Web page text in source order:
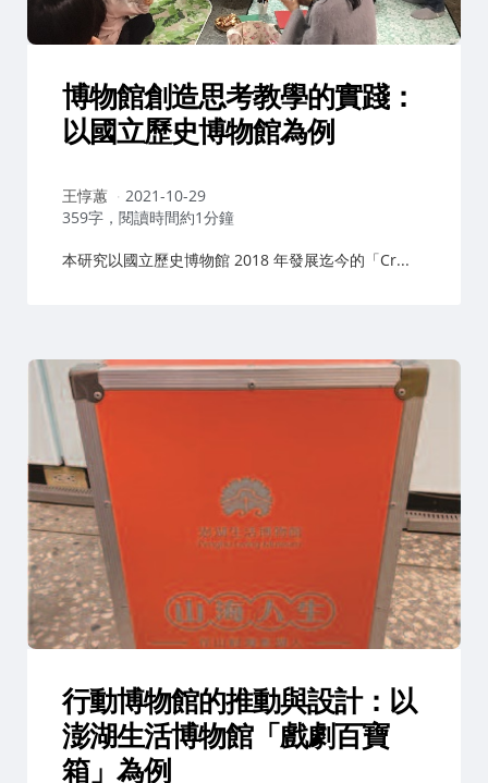
博物館創造思考教學的實踐：
以國立歷史博物館為例
作
者：
王惇蕙
2021-10-29
359字，閱讀時間約1分鐘
本研究以國立歷史博物館 2018 年發展迄今的「Cr...
行動博物館的推動與設計：以
澎湖生活博物館「戲劇百寶
箱」為例